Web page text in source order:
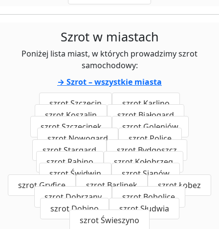
Szrot w miastach
Poniżej lista miast, w których prowadzimy szrot
samochodowy:
→ Szrot – wszystkie miasta
szrot Szczecin
szrot Karlino
szrot Koszalin
szrot Białogard
szrot Szczecinek
szrot Goleniów
szrot Nowogard
szrot Police
szrot Stargard
szrot Bydgoszcz
szrot Rąbino
szrot Kołobrzeg
szrot Świdwin
szrot Sianów
szrot Gryfice
szrot Barlinek
szrot Łobez
szrot Dobrzany
szrot Bobolice
szrot Dobino
szrot Słudwia
szrot Świeszyno